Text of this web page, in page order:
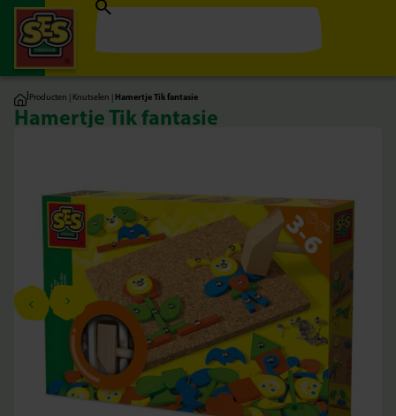
|Producten | Knutselen | Hamertje Tik fantasie
Hamertje Tik fantasie